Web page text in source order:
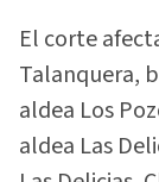
El corte
Talanquera,
aldea Los
aldea Las